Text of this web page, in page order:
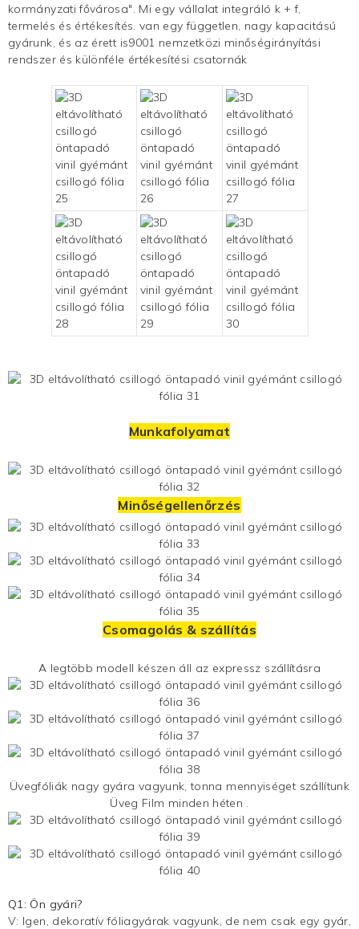
kormányzati fővárosa". Mi egy vállalat integráló k + f,
termelés és értékesítés. van egy független, nagy kapacitású
gyárunk, és az érett is9001 nemzetközi minőségirányítási
rendszer és különféle értékesítési csatornák
Munkafolyamat
Minőségellenőrzés
Csomagolás & szállítás
A legtöbb modell készen áll az expressz szállításra
Üvegfóliák nagy gyára vagyunk, tonna mennyiséget szállítunk
Üveg Film minden héten .
Q1: Ön gyári?
V: Igen, dekoratív fóliagyárak vagyunk, de nem csak egy gyár,